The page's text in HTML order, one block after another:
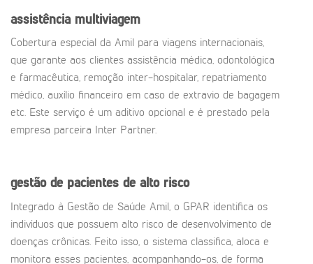
assistência multiviagem
Cobertura especial da Amil para viagens internacionais,
que garante aos clientes assistência médica, odontológica
e farmacêutica, remoção inter-hospitalar, repatriamento
médico, auxílio financeiro em caso de extravio de bagagem
etc. Este serviço é um aditivo opcional e é prestado pela
empresa parceira Inter Partner.
gestão de pacientes de alto risco
Integrado à Gestão de Saúde Amil, o GPAR identifica os
indivíduos que possuem alto risco de desenvolvimento de
doenças crônicas. Feito isso, o sistema classifica, aloca e
monitora esses pacientes, acompanhando-os, de forma